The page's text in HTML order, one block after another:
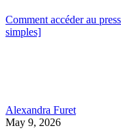
Comment accéder au
simples]
Alexandra Furet
May 9, 2026